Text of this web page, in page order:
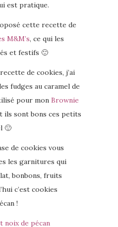
est pratique.
cette recette de
M&M’s, ce qui les
et festifs 🙂
de cookies, j’ai
fudges au caramel de
pour mon Brownie
ils sont bons ces petits
🙂
de cookies vous
les garnitures qui
bonbons, fruits
c’est cookies
!